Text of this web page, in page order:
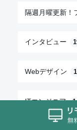
隔週月曜更新！
インタビュー
Webデザイン
ITエンジニア